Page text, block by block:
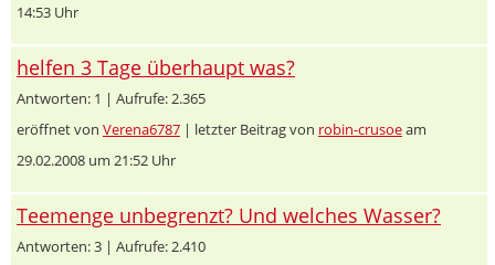
14:53 Uhr
helfen 3 Tage überhaupt was?
Antworten: 1 | Aufrufe: 2.365
eröffnet von Verena6787 | letzter Beitrag von robin-crusoeam
29.02.2008 um 21:52 Uhr
Teemenge unbegrenzt? Und welches Wasser?
Antworten: 3 | Aufrufe: 2.410